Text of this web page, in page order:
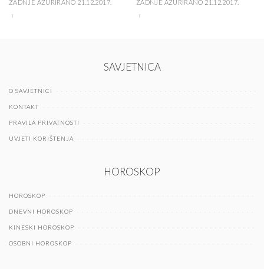
ZADNJE AŽURIRANO 21.12.2017. ZADNJE AŽURIRANO 21.12.2017.
SAVJETNICA
O SAVJETNICI
KONTAKT
PRAVILA PRIVATNOSTI
UVJETI KORIŠTENJA
HOROSKOP
HOROSKOP
DNEVNI HOROSKOP
KINESKI HOROSKOP
OSOBNI HOROSKOP